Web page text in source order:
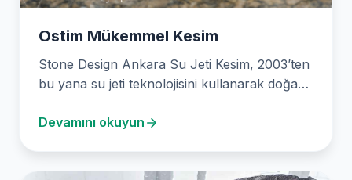
Ostim Mükemmel Kesim
Stone Design Ankara Su Jeti Kesim, 2003’ten
bu yana su jeti teknolojisini kullanarak doğa
Devamını okuyun